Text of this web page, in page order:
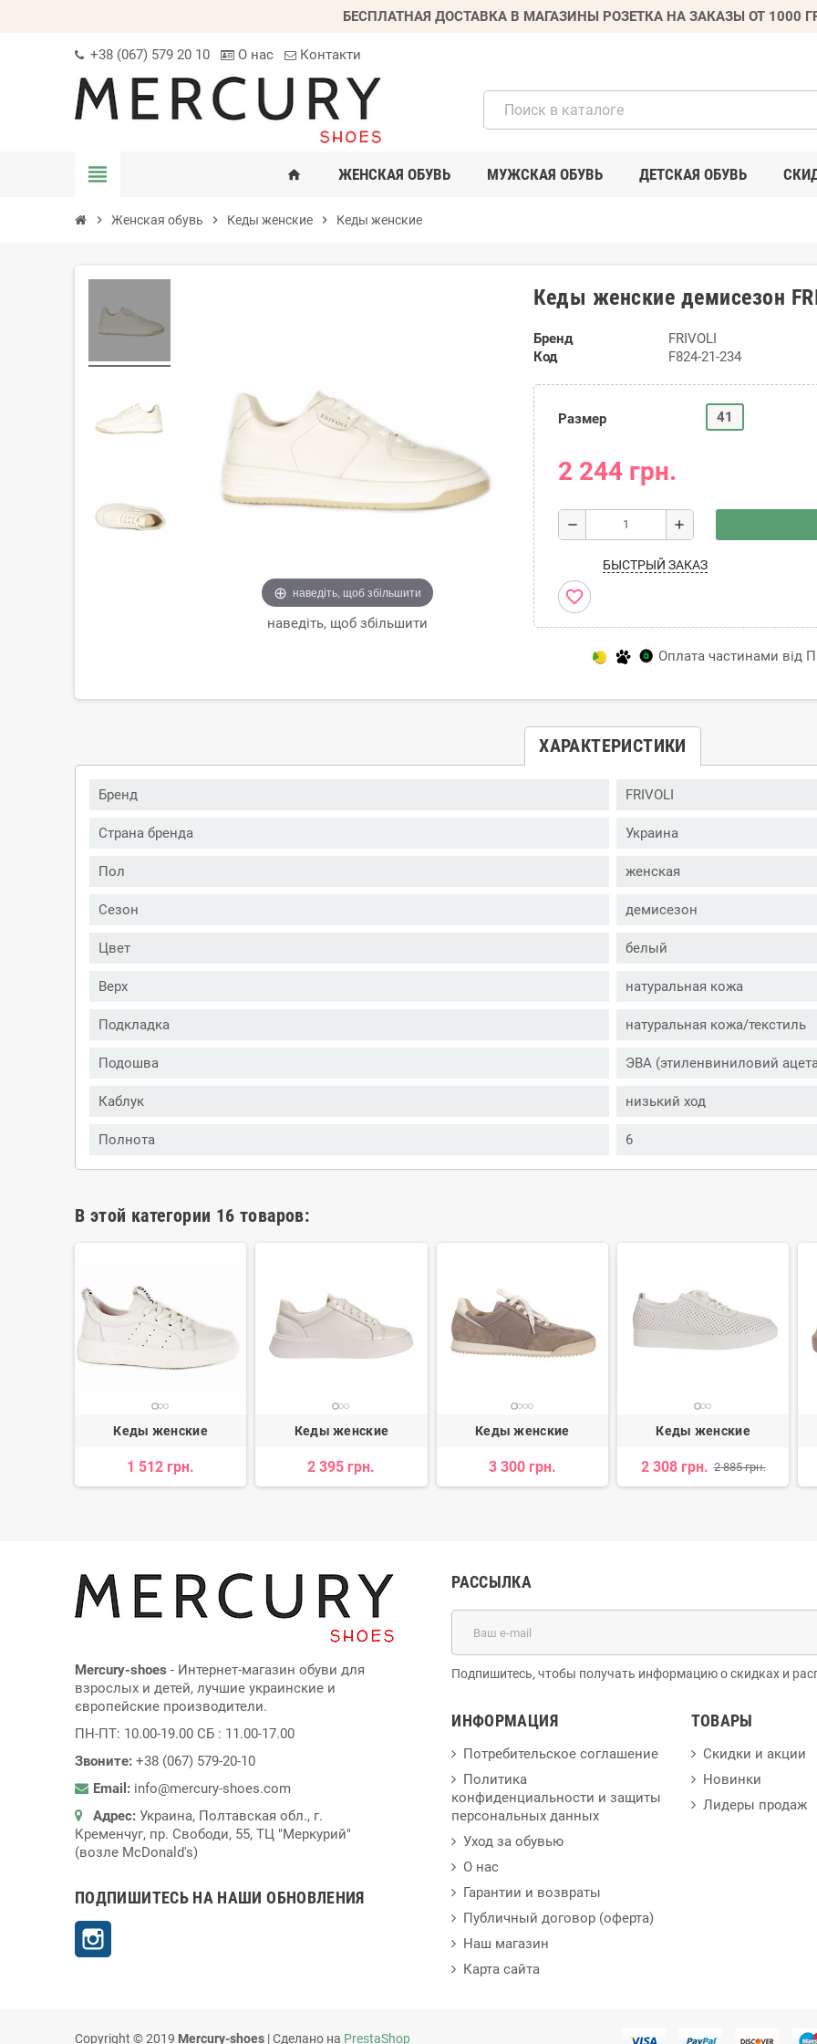
БЕСПЛАТНАЯ ДОСТАВКА В МАГАЗИНЫ РОЗЕТКА НА ЗАКАЗЫ ОТ 1000
+38 (067) 579 20 10 О нас Контакти
view_headline home ЖЕНСКАЯ ОБУВЬ МУЖСКАЯ ОБУВЬ ДЕТСКАЯ ОБУВЬ
chevron_right Женская обувь chevron_right Кеды женские chevron_right Кеды женские
наведіть, щоб збільшити
наведіть, щоб збільшити
Кеды женские демисезон
Бренд
FRIVOLI
Код
F824-21-234
Размер 41
2 244 грн.
remove add
БЫСТРЫЙ ЗАКАЗ
favorite_border
Оплата частинами від
ХАРАКТЕРИСТИКИ
Бренд FRIVOLI
Страна бренда Украина
Пол женская
Сезон демисезон
Цвет белый
Верх натуральная кожа
Подкладка натуральная кожа/текстиль
Подошва ЭВА (этиленвиниловий
Каблук низький ход
Полнота 6
В этой категории 16 товаров:
Кеды женские
1 512 грн.
Кеды женские
2 395 грн.
Кеды женские
3 300 грн.
Кеды женские
2 308 грн. 2 885 грн.
Mercury-shoes - Интернет-магазин обуви для
взрослых и детей, лучшие украинские и
європейские производители.
ПН-ПТ: 10.00-19.00 СБ : 11.00-17.00
Звоните: +38 (067) 579-20-10
Email: info@mercury-shoes.com
Адрес: Украина, Полтавская обл., г.
Кременчуг, пр. Свободи, 55, ТЦ "Меркурий"
(возле McDonald's)
ПОДПИШИТЕСЬ НА НАШИ ОБНОВЛЕНИЯ
РАССЫЛКА
Подпишитесь, чтобы получать информацию о скидках и
ИНФОРМАЦИЯ
Потребительское соглашение
Политика
конфиденциальности и защиты
персональных данных
Уход за обувью
О нас
Гарантии и возвраты
Публичный договор (оферта)
Наш магазин
Карта сайта
ТОВАРЫ
Скидки и акции
Новинки
Лидеры продаж
Copyright © 2019 Mercury-shoes | Сделано на PrestaShop